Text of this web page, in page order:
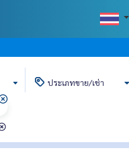
ประเภทขาย/เช่า